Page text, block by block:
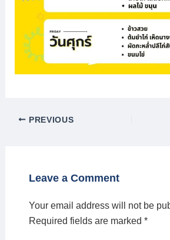
PREVIOUS
Leave a Comment
Your email address will not be
Required fields are marked *